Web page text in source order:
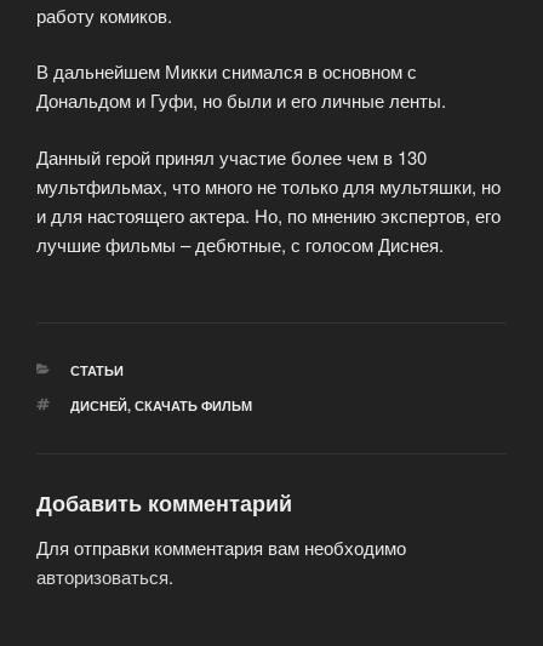
работу комиков.
В дальнейшем Микки снимался в основном с
Дональдом и Гуфи, но были и его личные ленты.
Данный герой принял участие более чем в 130
мультфильмах, что много не только для мультяшки, но
и для настоящего актера. Но, по мнению экспертов, его
лучшие фильмы – дебютные, с голосом Диснея.
РУБРИКИ
СТАТЬИ
МЕТКИ
ДИСНЕЙ, СКАЧАТЬ ФИЛЬМ
Добавить комментарий
Для отправки комментария вам необходимо
авторизоваться.